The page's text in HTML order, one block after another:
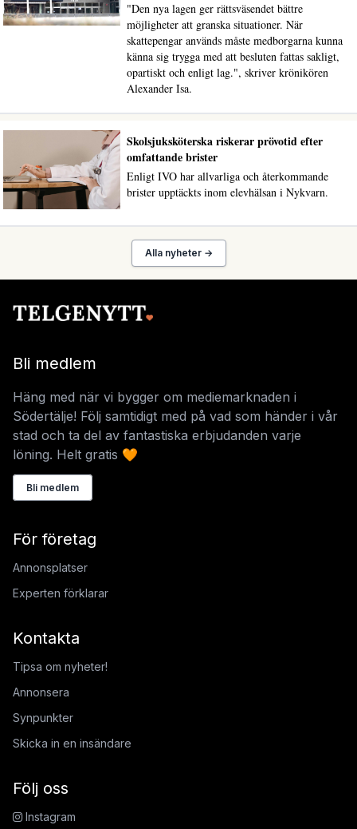
"Den nya lagen ger rättsväsendet bättre
möjligheter att granska situationer. När
skattepengar används måste medborgarna kunna
känna sig trygga med att besluten fattas sakligt,
opartiskt och enligt lag.", skriver krönikören
Alexander Isa.
Skolsjuksköterska riskerar prövotid efter
omfattande brister
Enligt IVO har allvarliga och återkommande
brister upptäckts inom elevhälsan i Nykvarn.
Alla nyheter →
Bli medlem
Häng med när vi bygger om mediemarknaden i
Södertälje! Följ samtidigt med på vad som händer i vår
stad och ta del av fantastiska erbjudanden varje
löning. Helt gratis 🧡
Bli medlem
För företag
Annonsplatser
Experten förklarar
Kontakta
Tipsa om nyheter!
Annonsera
Synpunkter
Skicka in en insändare
Följ oss
Instagram